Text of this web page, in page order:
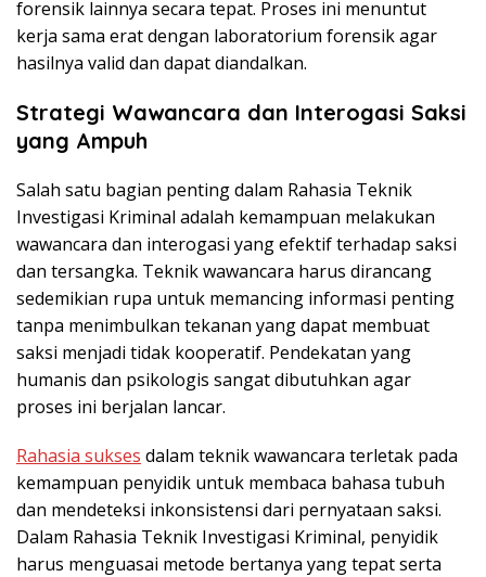
forensik lainnya secara tepat. Proses ini menuntut
kerja sama erat dengan laboratorium forensik agar
hasilnya valid dan dapat diandalkan.
Strategi Wawancara dan Interogasi Saksi
yang Ampuh
Salah satu bagian penting dalam Rahasia Teknik
Investigasi Kriminal adalah kemampuan melakukan
wawancara dan interogasi yang efektif terhadap saksi
dan tersangka. Teknik wawancara harus dirancang
sedemikian rupa untuk memancing informasi penting
tanpa menimbulkan tekanan yang dapat membuat
saksi menjadi tidak kooperatif. Pendekatan yang
humanis dan psikologis sangat dibutuhkan agar
proses ini berjalan lancar.
Rahasia sukses dalam teknik wawancara terletak pada
kemampuan penyidik untuk membaca bahasa tubuh
dan mendeteksi inkonsistensi dari pernyataan saksi.
Dalam Rahasia Teknik Investigasi Kriminal, penyidik
harus menguasai metode bertanya yang tepat serta